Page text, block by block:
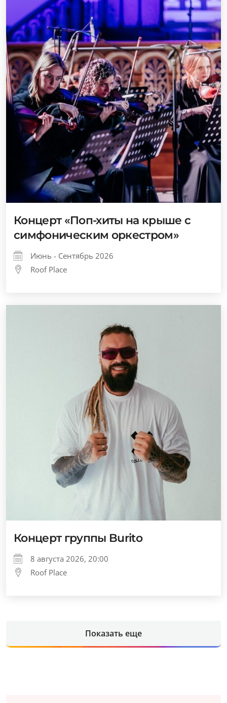
Концерт «Поп-хиты на крыше с
симфоническим оркестром»
Июнь - Сентябрь 2026
Roof Place
Концерт группы Burito
8 августа 2026, 20:00
Roof Place
Показать еще